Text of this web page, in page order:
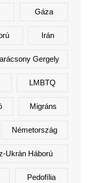
Gáza
Irán
Gergely
LMBTQ
Migráns
Németország
Ukrán Háború
Pedofília